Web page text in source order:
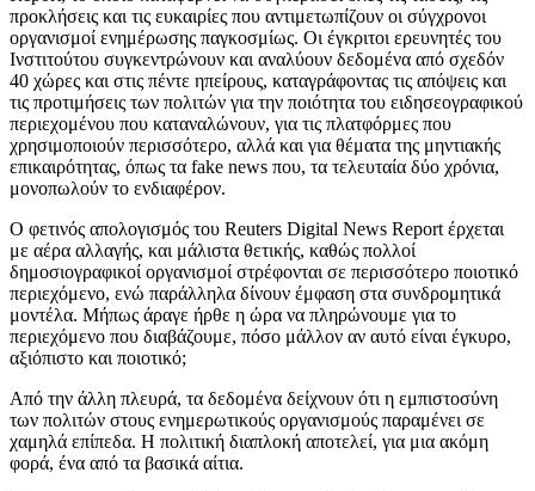
προκλήσεις και τις ευκαιρίες που αντιμετωπίζουν οι σύγχρονοι
οργανισμοί ενημέρωσης παγκοσμίως. Οι έγκριτοι ερευνητές του
Ινστιτούτου συγκεντρώνουν και αναλύουν δεδομένα από σχεδόν
40 χώρες και στις πέντε ηπείρους, καταγράφοντας τις απόψεις και
τις προτιμήσεις των πολιτών για την ποιότητα του ειδησεογραφικού
περιεχομένου που καταναλώνουν, για τις πλατφόρμες που
χρησιμοποιούν περισσότερο, αλλά και για θέματα της μηντιακής
επικαιρότητας, όπως τα fake news που, τα τελευταία δύο χρόνια,
μονοπωλούν το ενδιαφέρον.
Ο φετινός απολογισμός του Reuters Digital News Report έρχεται
με αέρα αλλαγής, και μάλιστα θετικής, καθώς πολλοί
δημοσιογραφικοί οργανισμοί στρέφονται σε περισσότερο ποιοτικό
περιεχόμενο, ενώ παράλληλα δίνουν έμφαση στα συνδρομητικά
μοντέλα. Μήπως άραγε ήρθε η ώρα να πληρώνουμε για το
περιεχόμενο που διαβάζουμε, πόσο μάλλον αν αυτό είναι έγκυρο,
αξιόπιστο και ποιοτικό;
Από την άλλη πλευρά, τα δεδομένα δείχνουν ότι η εμπιστοσύνη
των πολιτών στους ενημερωτικούς οργανισμούς παραμένει σε
χαμηλά επίπεδα. Η πολιτική διαπλοκή αποτελεί, για μια ακόμη
φορά, ένα από τα βασικά αίτια.